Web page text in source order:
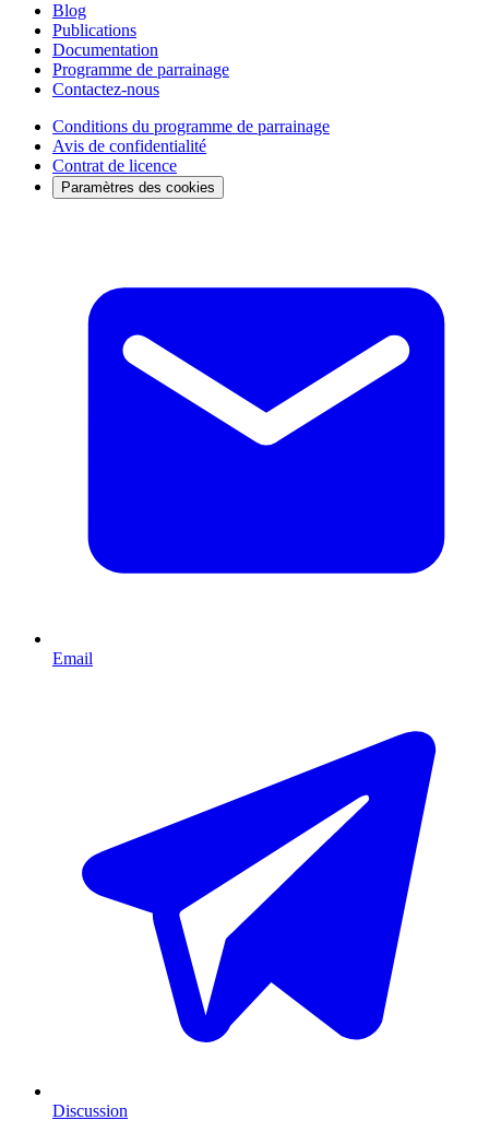
Blog
Publications
Documentation
Programme de parrainage
Contactez-nous
Conditions du programme de parrainage
Avis de confidentialité
Contrat de licence
Paramètres des cookies
Email
Discussion